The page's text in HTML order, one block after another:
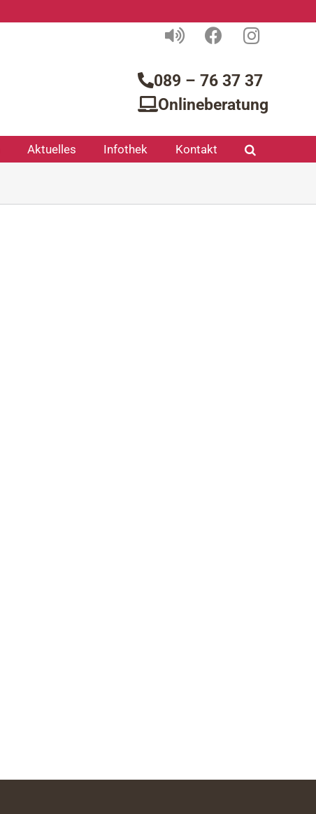
089 – 76 37 37
Onlineberatung
Aktuelles Infothek Kontakt